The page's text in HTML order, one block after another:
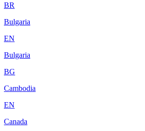
BR
Bulgaria
EN
Bulgaria
BG
Cambodia
EN
Canada